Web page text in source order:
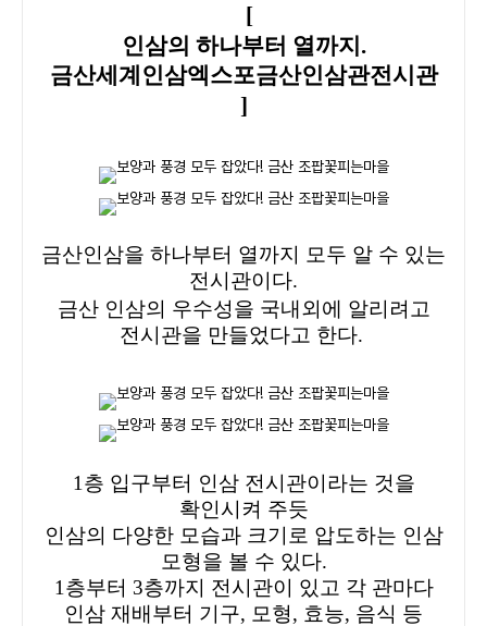
[
인삼의 하나부터 열까지.
금산세계인삼엑스포금산인삼관전시관
]
금산인삼을 하나부터 열까지 모두 알 수 있는
전시관이다.
금산 인삼의 우수성을 국내외에 알리려고
전시관을 만들었다고 한다.
1층 입구부터 인삼 전시관이라는 것을
확인시켜 주듯
인삼의 다양한 모습과 크기로 압도하는 인삼
모형을 볼 수 있다.
1층부터 3층까지 전시관이 있고 각 관마다
인삼 재배부터 기구, 모형, 효능, 음식 등